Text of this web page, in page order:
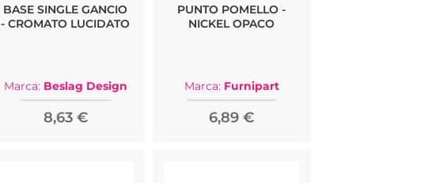
BASE SINGLE GANCIO
- CROMATO LUCIDATO
Marca: Beslag Design
8,63 €
PUNTO POMELLO -
NICKEL OPACO
Marca: Furnipart
6,89 €